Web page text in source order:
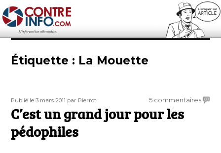
Contre-Info
Étiquette : La Mouette
Publié
le
Publié le 3 mars 2011 Auteur
par Pierrot 5 commentairessur
C’est un grand jour pour les
pédophiles